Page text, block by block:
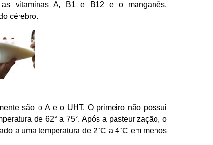
as vitaminas A, B1 e B12 e o manganês,
cérebro.
são o A e o UHT. O primeiro não possui
de 62° a 75°. Após a pasteurização, o
a uma temperatura de 2°C a 4°C em menos